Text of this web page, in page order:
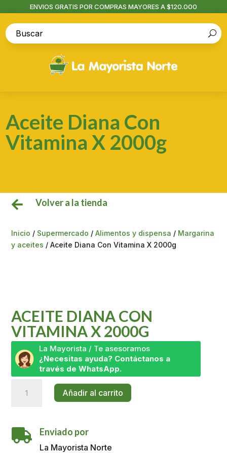
ENVIOS GRATIS POR COMPRAS MAYORES A $120.000
Aceite Diana Con
Vitamina X 2000g
 Volver a la tienda
Inicio / Supermercado /Alimentos y dispensa / Margarina
y aceites / Aceite Diana Con Vitamina X 2000g
ACEITE DIANA CON
VITAMINA X 2000G
La Mayorista / Te asesoramos
¿Necesitas ayuda? Contáctanos a
través de WhatsApp.
Diana
X
2000g
Añadir al carrito
 Enviado por
La Mayorista Norte